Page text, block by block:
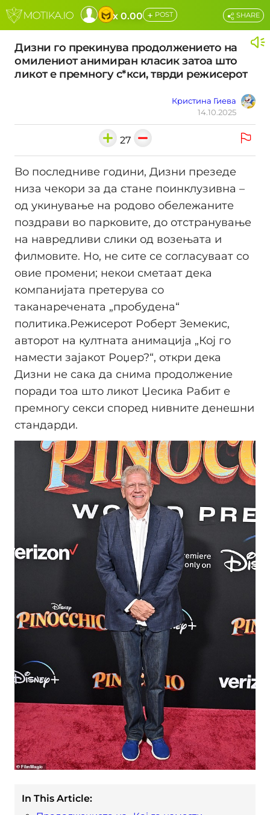
x 0.00 + POST
Дизни го прекинува продолжението на
омилениот анимиран класик затоа што
ликот е премногу с*кси, тврди режисерот
Кристина Гиева
14.10.2025
SHARE
27
Во последниве години, Дизни презеде
низа чекори за да стане поинклузивна –
од укинување на родово обележаните
поздрави во парковите, до отстранување
на навредливи слики од возењата и
филмовите. Но, не сите се согласуваат со
овие промени; некои сметаат дека
компанијата претерува со
таканаречената „пробудена“
политика.Режисерот Роберт Земекис,
авторот на култната анимација „Кој го
намести зајакот Роџер?“, откри дека
Дизни не сака да снима продолжение
поради тоа што ликот Џесика Рабит е
премногу секси според нивните денешни
стандарди.
In This Article: